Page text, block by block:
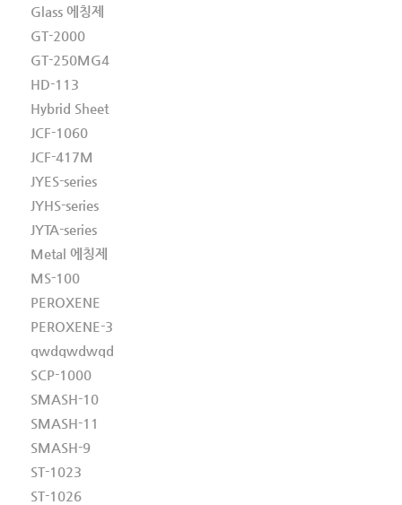
Glass 에칭제
GT-2000
GT-250MG4
HD-113
Hybrid Sheet
JCF-1060
JCF-417M
JYES-series
JYHS-series
JYTA-series
Metal 에칭제
MS-100
PEROXENE
PEROXENE-3
qwdqwdwqd
SCP-1000
SMASH-10
SMASH-11
SMASH-9
ST-1023
ST-1026